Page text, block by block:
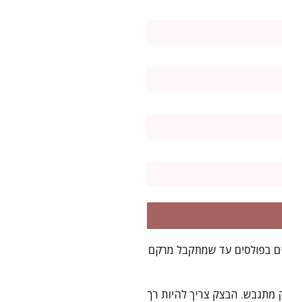
בפולסים עד שמתקבל מרקם
מתגבש. הבצק צריך להיות רך